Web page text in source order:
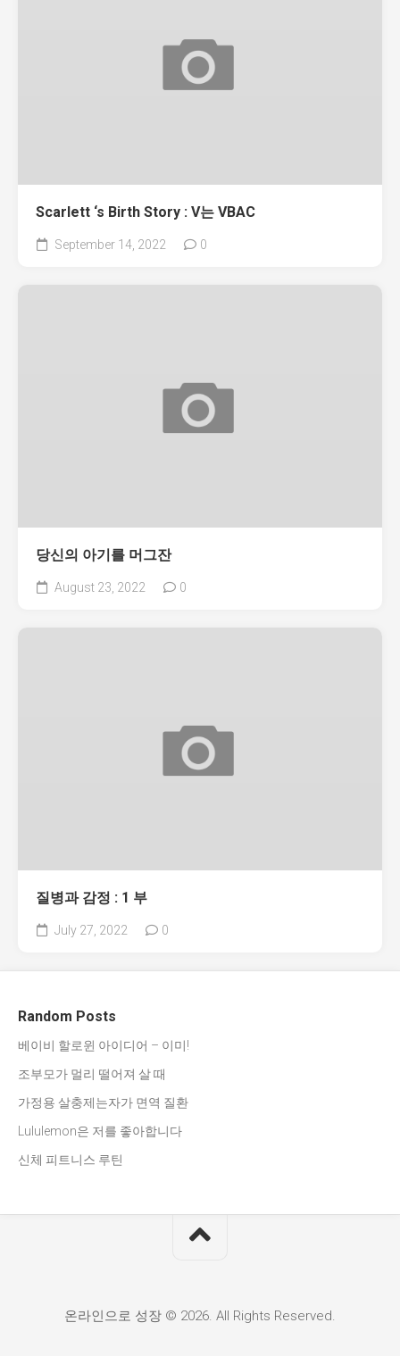
Scarlett ‘s Birth Story : V는 VBAC
September 14, 2022 0
당신의 아기를 머그잔
August 23, 2022 0
질병과 감정 : 1 부
July 27, 2022 0
Random Posts
베이비 할로윈 아이디어 – 이미!
조부모가 멀리 떨어져 살 때
가정용 살충제는자가 면역 질환
Lululemon은 저를 좋아합니다
신체 피트니스 루틴
온라인으로 성장 © 2026. All Rights Reserved.